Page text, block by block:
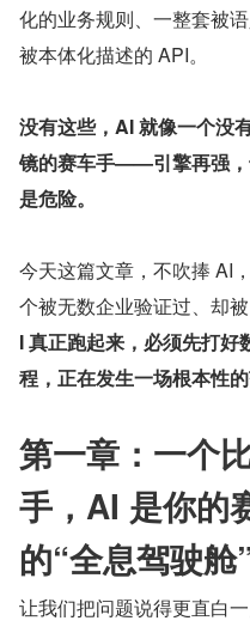
化的业务规则、一整套被
被本体化描述的 API。
没有这些，AI 就像一个没
镜的赛车手——引擎再强，
是危险。
今天这篇文章，不吹捧 AI
个被无数企业验证过、却
I 真正跑起来，必须先打
程，正在发生一场根本性的
第一章：一个
手，AI 是你的
的“全息驾驶舱
让我们把问题说得更直白一